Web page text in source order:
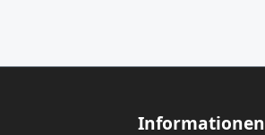
Informationen